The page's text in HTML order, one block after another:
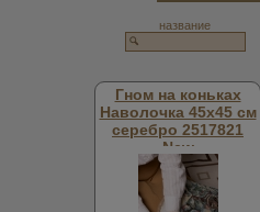
название
Гном на коньках
Наволочка 45х45 см
серебро 2517821
New